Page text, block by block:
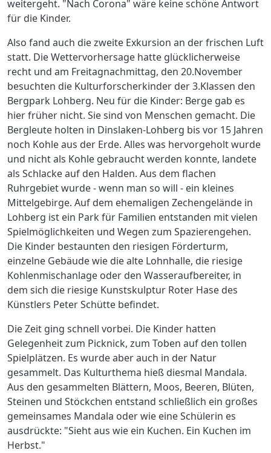
weitergeht. "Nach Corona" wäre keine schöne Antwort
für die Kinder.
Also fand auch die zweite Exkursion an der frischen Luft
statt. Die Wettervorhersage hatte glücklicherweise
recht und am Freitagnachmittag, den 20.November
besuchten die Kulturforscherkinder der 3.Klassen den
Bergpark Lohberg. Neu für die Kinder: Berge gab es
hier früher nicht. Sie sind von Menschen gemacht. Die
Bergleute holten in Dinslaken-Lohberg bis vor 15 Jahren
noch Kohle aus der Erde. Alles was hervorgeholt wurde
und nicht als Kohle gebraucht werden konnte, landete
als Schlacke auf den Halden. Aus dem flachen
Ruhrgebiet wurde - wenn man so will - ein kleines
Mittelgebirge. Auf dem ehemaligen Zechengelände in
Lohberg ist ein Park für Familien entstanden mit vielen
Spielmöglichkeiten und Wegen zum Spazierengehen.
Die Kinder bestaunten den riesigen Förderturm,
einzelne Gebäude wie die alte Lohnhalle, die riesige
Kohlenmischanlage oder den Wasseraufbereiter, in
dem sich die riesige Kunstskulptur Roter Hase des
Künstlers Peter Schütte befindet.
Die Zeit ging schnell vorbei. Die Kinder hatten
Gelegenheit zum Picknick, zum Toben auf den tollen
Spielplätzen. Es wurde aber auch in der Natur
gesammelt. Das Kulturthema hieß diesmal Mandala.
Aus den gesammelten Blättern, Moos, Beeren, Blüten,
Steinen und Stöckchen entstand schließlich ein großes
gemeinsames Mandala oder wie eine Schülerin es
ausdrückte: "Sieht aus wie ein Kuchen. Ein Kuchen im
Herbst."